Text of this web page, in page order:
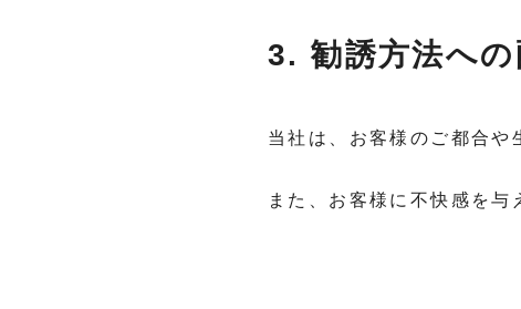
3. 勧誘方法への
当社は、お客様のご都合や
また、お客様に不快感を与